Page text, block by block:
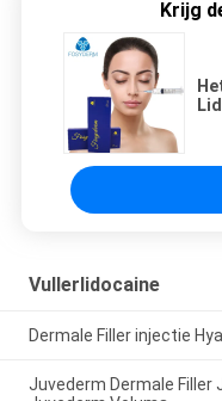
Krijg
Vullerlidocaine
Dermale Filler injectie
Juvederm Dermale Filler